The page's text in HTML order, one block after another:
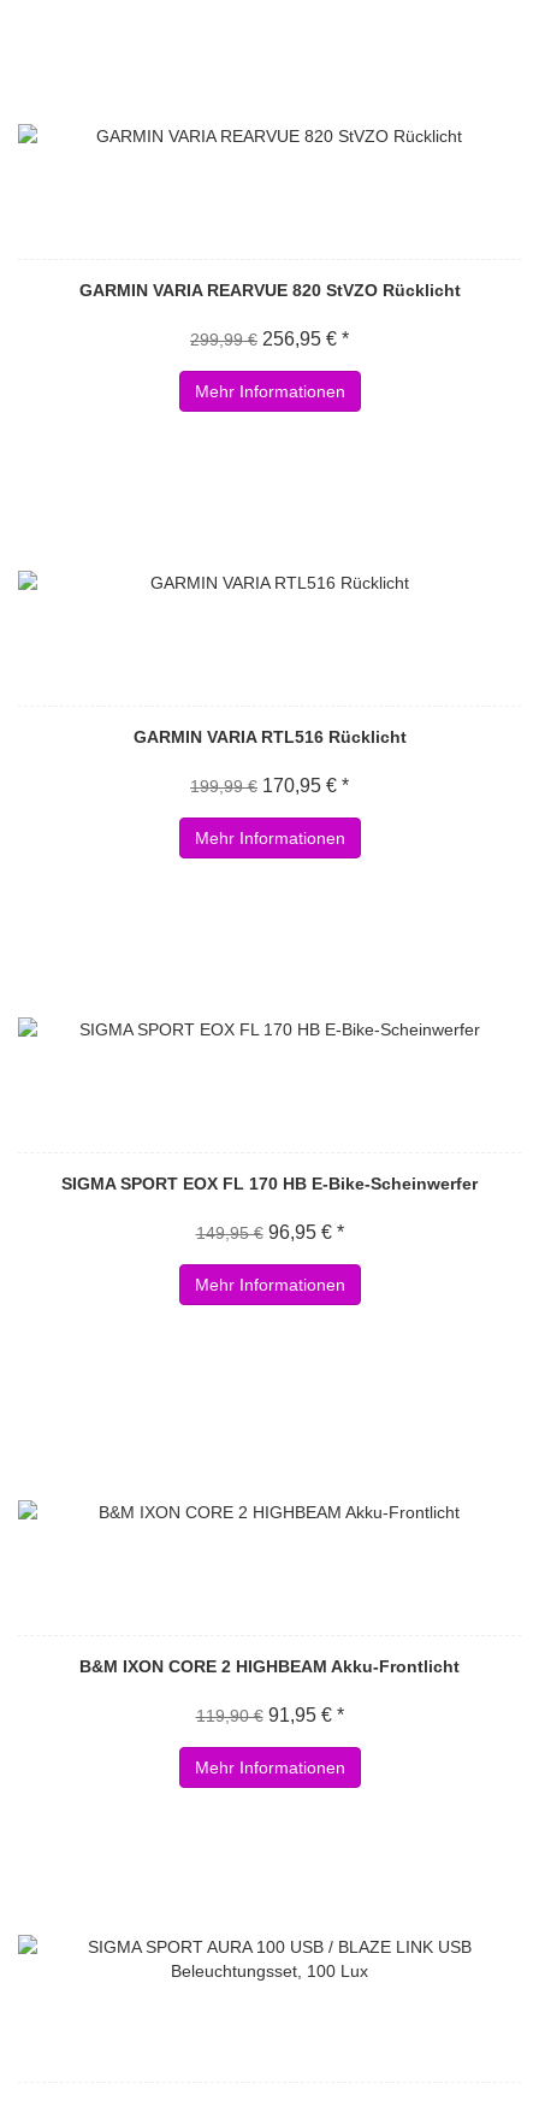
GARMIN VARIA REARVUE 820 StVZO Rücklicht
299,99 € 256,95 € *
Mehr Informationen
GARMIN VARIA RTL516 Rücklicht
199,99 € 170,95 € *
Mehr Informationen
SIGMA SPORT EOX FL 170 HB E-Bike-Scheinwerfer
149,95 € 96,95 € *
Mehr Informationen
B&M IXON CORE 2 HIGHBEAM Akku-Frontlicht
119,90 € 91,95 € *
Mehr Informationen